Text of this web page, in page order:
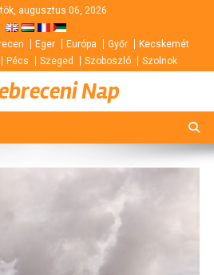
augusztus 06, 2026
Eger Európa Győr
Kecskemét
Pécs Szeged Szoboszló Szolnok
Nap